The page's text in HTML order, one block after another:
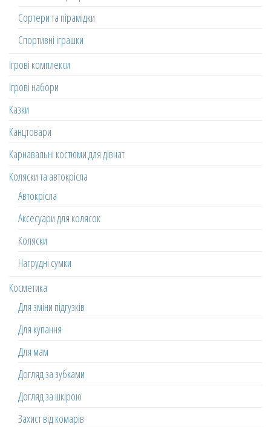
Сортери та пірамідки
Спортивні іграшки
Ігрові комплекси
Ігрові набори
Казки
Канцтовари
Карнавальні костюми для дівчат
Коляски та автокрісла
Автокрісла
Аксесуари для колясок
Коляски
Нагрудні сумки
Косметика
Для зміни підгузків
Для купання
Для мам
Догляд за зубками
Догляд за шкірою
Захист від комарів